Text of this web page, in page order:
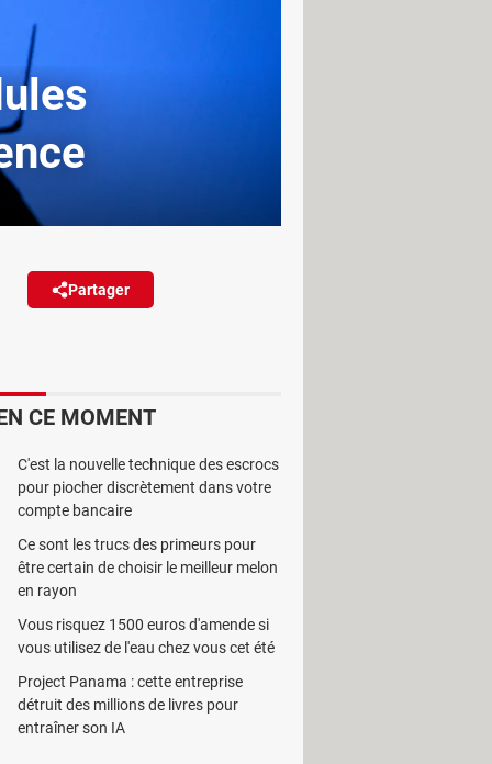
Partager
en cybersécurité ont
malware. Il faut supprimer
ou Safari – séduisent par leur
pour lui apporter de
de gestion des onglets ou de
et tous les profils. Et le
comme le Chrome Web Store
18 extensions vérolées,
CE MOMENT
C'est la nouvelle technique des escrocs
pour piocher discrètement dans votre
compte bancaire
Ce sont les trucs des primeurs pour
être certain de choisir le meilleur melon
en rayon
Vous risquez 1500 euros d'amende si
vous utilisez de l'eau chez vous cet été
Project Panama : cette entreprise
détruit des millions de livres pour
entraîner son IA